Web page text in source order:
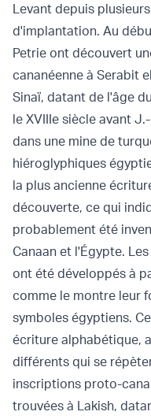
Levant depuis
d'implantation. Au
Petrie ont découvert
cananéenne à Serabit
Sinaï, datant de l'âge
le XVIIIe siècle avant
dans une mine de
hiéroglyphiques
la plus ancienne
découverte, ce qui
probablement été
Canaan et l'Égypte.
ont été développés à
comme le montre leur
symboles égyptiens.
écriture alphabétique,
différents qui se
inscriptions proto-
trouvées à Lakish,